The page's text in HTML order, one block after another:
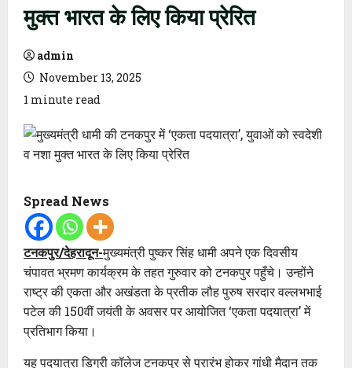
मुक्त भारत के लिए किया प्रेरित
admin
November 13, 2025
1 minute read
Spread News
टनकपुर/देहरादून-मुख्यमंत्री पुष्कर सिंह धामी अपने एक दिवसीय
चंपावत भ्रमण कार्यक्रम के तहत गुरुवार को टनकपुर पहुँचे। उन्होंने
राष्ट्र की एकता और अखंडता के प्रतीक लौह पुरुष सरदार वल्लभभाई
पटेल की 150वीं जयंती के अवसर पर आयोजित ‘एकता पदयात्रा’ में
प्रतिभाग किया।
यह पदयात्रा डिग्री कॉलेज टनकपुर से प्रारंभ होकर गांधी मैदान तक